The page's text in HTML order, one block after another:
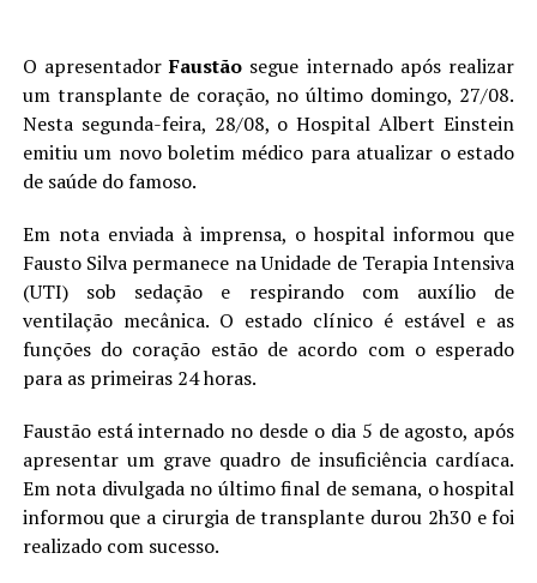
O apresentadorFaustão segue internado após realizar
um transplante de coração, no último domingo, 27/08.
Nesta segunda-feira, 28/08, o Hospital Albert Einstein
emitiu um novo boletim médico para atualizar o estado
de saúde do famoso.
Em nota enviada à imprensa, o hospital informou que
Fausto Silva permanece na Unidade de Terapia Intensiva
(UTI) sob sedação e respirando com auxílio de
ventilação mecânica. O estado clínico é estável e as
funções do coração estão de acordo com o esperado
para as primeiras 24 horas.
Faustão está internado no desde o dia 5 de agosto, após
apresentar um grave quadro de insuficiência cardíaca.
Em nota divulgada no último final de semana, o hospital
informou que a cirurgia de transplante durou 2h30 e foi
realizado com sucesso.